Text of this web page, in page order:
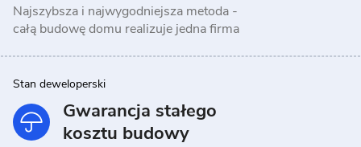
Najszybsza i najwygodniejsza metoda -
całą budowę domu realizuje jedna firma
Stan deweloperski
Gwarancja stałego
kosztu budowy